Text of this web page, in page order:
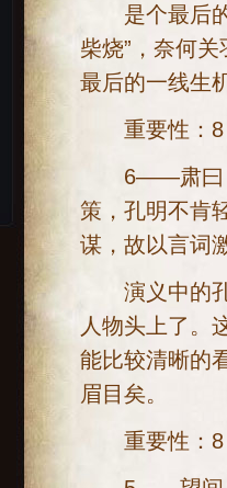
是个最后的
柴烧”，奈何
最后的一线生
重要性：8
6——肃曰：“
策，孔明不肯
谋，故以言词
演义中的孔
人物头上了。
能比较清晰的
眉目矣。
重要性：8